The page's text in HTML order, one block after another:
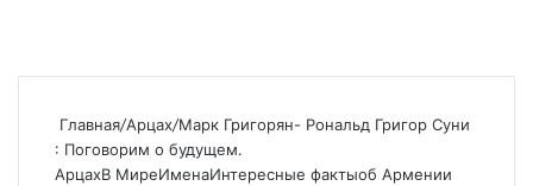
Главная/Арцах/Марк Григорян- Рональд Григор Суни
: Поговорим о будущем.
АрцахВ МиреИменаИнтересные фактыоб Армении